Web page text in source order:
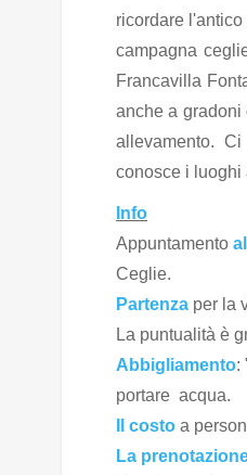
ricordare
campagna
Francavilla
anche a gradoni
allevamento.
conosce i luoghi
Info
Appuntamento
Ceglie.
Partenza per la
La puntualità è
Abbigliamento:
portare acqua.
Il costo a
La